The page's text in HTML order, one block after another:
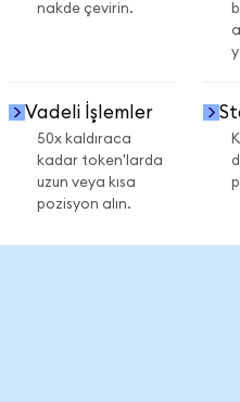
nakde çevirin.
Vadeli İşlemler
50x kaldıraca
kadar token'larda
uzun veya kısa
pozisyon alın.